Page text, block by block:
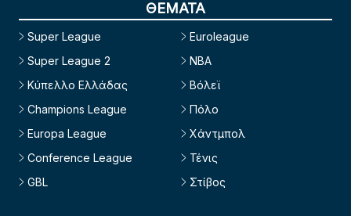
ΘΕΜΑΤΑ
Super League
Super League 2
Κύπελλο Ελλάδας
Champions League
Europa League
Conference League
GBL
Euroleague
NBA
Βόλεϊ
Πόλο
Χάντμπολ
Τένις
Στίβος